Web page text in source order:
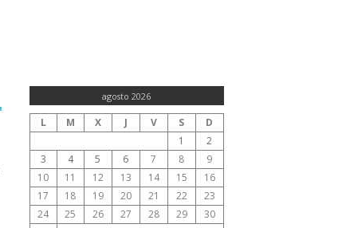
agosto 2026
L M X J V S
D
1
2
3
4 5 6 7 8
9
10
11 12 13 14 15
16
17
18 19 20 21 22
23
24
25 26 27 28 29
30